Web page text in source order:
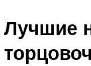
Лучшие